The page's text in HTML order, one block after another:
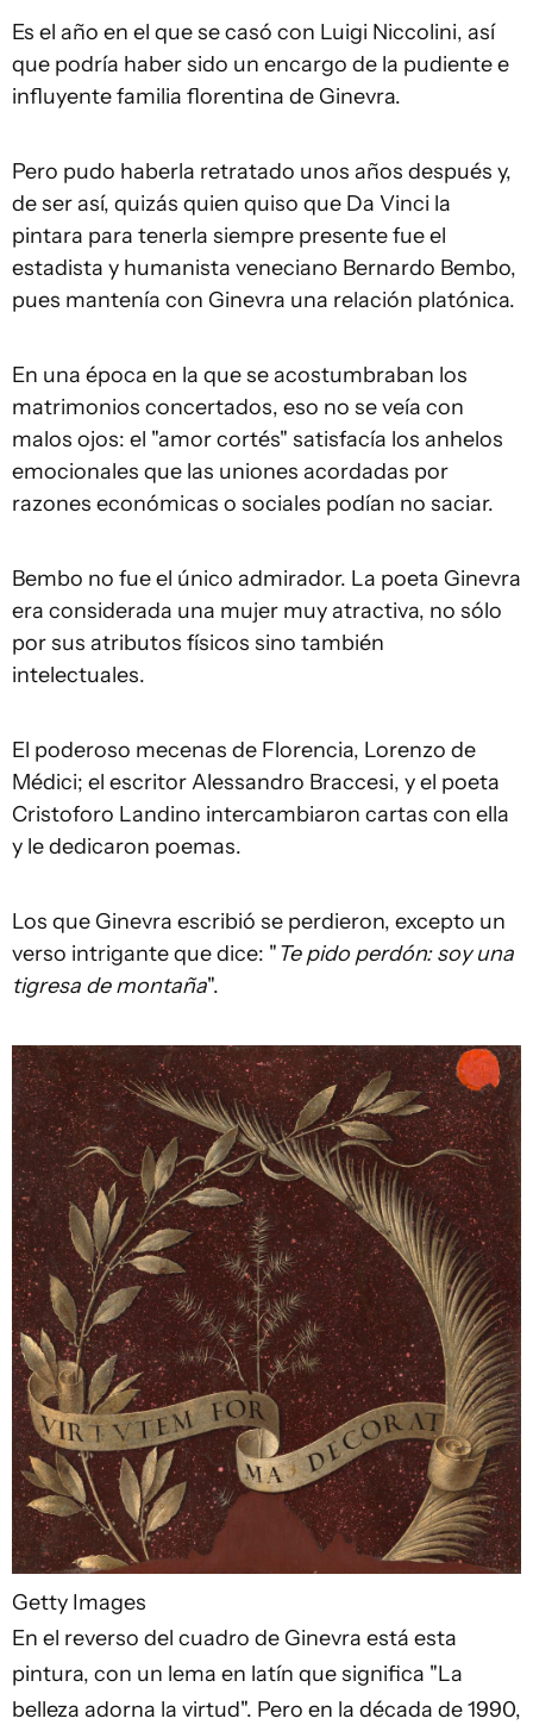
Es el año en el que se casó con Luigi Niccolini, así
que podría haber sido un encargo de la pudiente e
influyente familia florentina de Ginevra.
Pero pudo haberla retratado unos años después y,
de ser así, quizás quien quiso que Da Vinci la
pintara para tenerla siempre presente fue el
estadista y humanista veneciano Bernardo Bembo,
pues mantenía con Ginevra una relación platónica.
En una época en la que se acostumbraban los
matrimonios concertados, eso no se veía con
malos ojos: el "amor cortés" satisfacía los anhelos
emocionales que las uniones acordadas por
razones económicas o sociales podían no saciar.
Bembo no fue el único admirador. La poeta Ginevra
era considerada una mujer muy atractiva, no sólo
por sus atributos físicos sino también
intelectuales.
El poderoso mecenas de Florencia, Lorenzo de
Médici; el escritor Alessandro Braccesi, y el poeta
Cristoforo Landino intercambiaron cartas con ella
y le dedicaron poemas.
Los que Ginevra escribió se perdieron, excepto un
verso intrigante que dice: "Te pido perdón: soy una
tigresa de montaña".
Getty Images
En el reverso del cuadro de Ginevra está esta
pintura, con un lema en latín que significa "La
belleza adorna la virtud". Pero en la década de 1990,